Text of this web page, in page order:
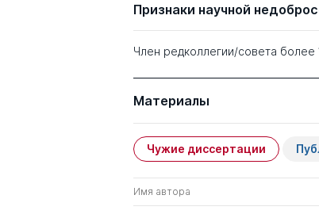
Признаки научной
Член редколлегии/совета
Материалы
Чужие диссертации
Имя автора